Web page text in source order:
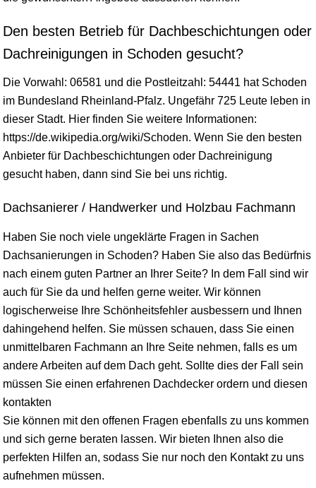
Den besten Betrieb für Dachbeschichtungen oder
Dachreinigungen in Schoden gesucht?
Die Vorwahl: 06581 und die Postleitzahl: 54441 hat Schoden
im Bundesland Rheinland-Pfalz. Ungefähr 725 Leute leben in
dieser Stadt. Hier finden Sie weitere Informationen:
https://de.wikipedia.org/wiki/Schoden. Wenn Sie den besten
Anbieter für Dachbeschichtungen oder Dachreinigung
gesucht haben, dann sind Sie bei uns richtig.
Dachsanierer / Handwerker und Holzbau Fachmann
Haben Sie noch viele ungeklärte Fragen in Sachen
Dachsanierungen in Schoden? Haben Sie also das Bedürfnis
nach einem guten Partner an Ihrer Seite? In dem Fall sind wir
auch für Sie da und helfen gerne weiter. Wir können
logischerweise Ihre Schönheitsfehler ausbessern und Ihnen
dahingehend helfen. Sie müssen schauen, dass Sie einen
unmittelbaren Fachmann an Ihre Seite nehmen, falls es um
andere Arbeiten auf dem Dach geht. Sollte dies der Fall sein
müssen Sie einen erfahrenen Dachdecker ordern und diesen
kontakten
Sie können mit den offenen Fragen ebenfalls zu uns kommen
und sich gerne beraten lassen. Wir bieten Ihnen also die
perfekten Hilfen an, sodass Sie nur noch den Kontakt zu uns
aufnehmen müssen.